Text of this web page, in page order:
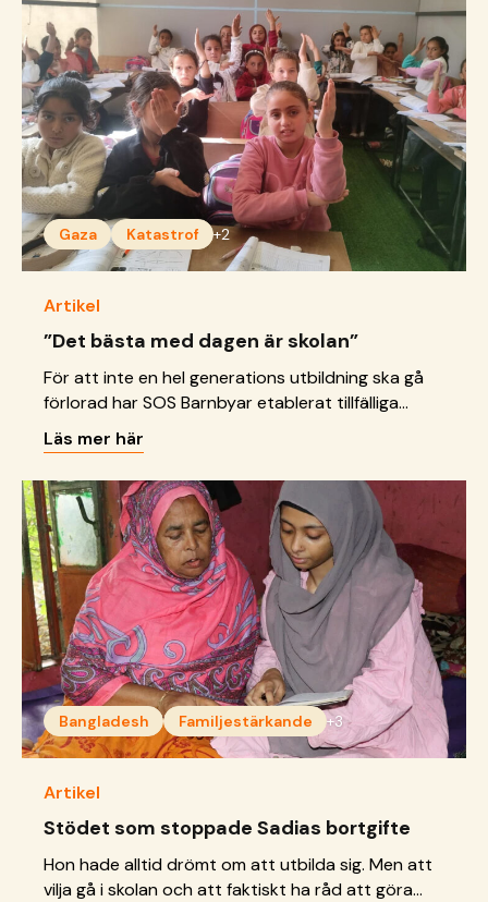
Gaza Katastrof +2
Artikel
”Det bästa med dagen är skolan”
För att inte en hel generations utbildning ska gå
förlorad har SOS Barnbyar etablerat tillfälliga
klassrum i tältlägret i Khan Younis.
Läs mer här
Bangladesh Familjestärkande +3
Artikel
Stödet som stoppade Sadias bortgifte
Hon hade alltid drömt om att utbilda sig. Men att
vilja gå i skolan och att faktiskt ha råd att göra